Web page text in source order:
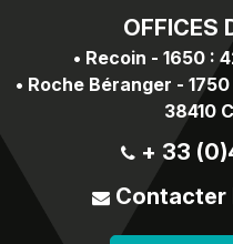
OFFICES
• Recoin - 1650 :
• Roche Béranger -
38410
+ 33
Contacter